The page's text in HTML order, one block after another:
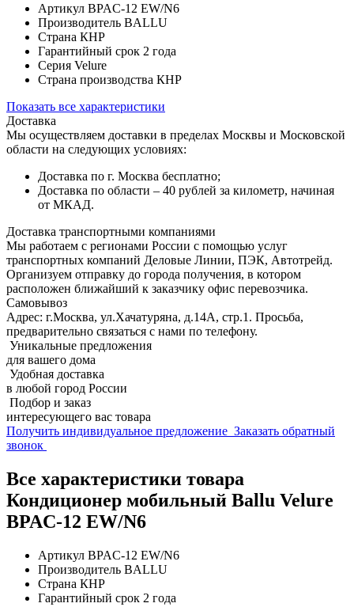
Артикул BPAC-12 EW/N6
Производитель BALLU
Страна КНР
Гарантийный срок 2 года
Серия Velure
Страна производства КНР
Показать все характеристики
Доставка
Мы осуществляем доставки в пределах Москвы и Московской
области на следующих условиях:
Доставка по г. Москва бесплатно;
Доставка по области – 40 рублей за километр, начиная
от МКАД.
Доставка транспортными компаниями
Мы работаем с регионами России с помощью услуг
транспортных компаний Деловые Линии, ПЭК, Автотрейд.
Организуем отправку до города получения, в котором
расположен ближайший к заказчику офис перевозчика.
Самовывоз
Адрес: г.Москва, ул.Хачатуряна, д.14А, стр.1. Просьба,
предварительно связаться с нами по телефону.
Уникальные предложения
для вашего дома
Удобная доставка
в любой город России
Подбор и заказ
интересующего вас товара
Получить индивидуальное предложение Заказать обратный
звонок
Все характеристики товара
Кондиционер мобильный Ballu Velure
BPAC-12 EW/N6
Артикул BPAC-12 EW/N6
Производитель BALLU
Страна КНР
Гарантийный срок 2 года